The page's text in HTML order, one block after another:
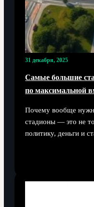
31 декабря, 2025
Самые большие
по максимальной
Почему вообще
стадионы — это не
политику, деньги и